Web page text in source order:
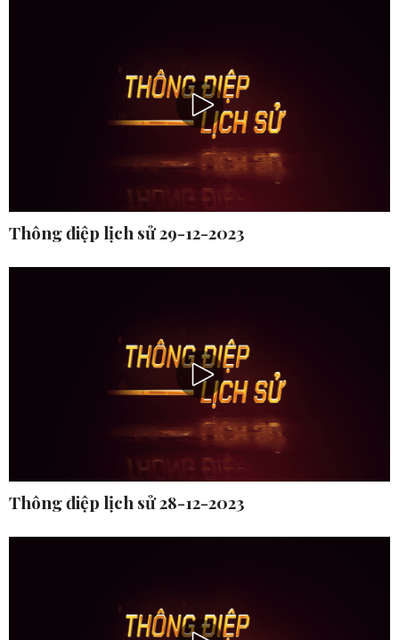
Thông điệp lịch sử 29-12-2023
Thông điệp lịch sử 28-12-2023